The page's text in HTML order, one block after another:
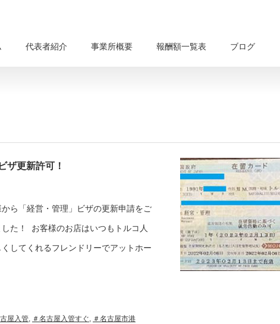
代表者紹介 事業所概要 報酬額一覧表 ブログ
ザ更新許可！
ら「経営・管理」ビザの更新申請をご
た！ お客様のお店はいつもトルコ人
してくれるフレンドリーでアットホー
屋入管, ＃名古屋入管すぐ, ＃名古屋市港